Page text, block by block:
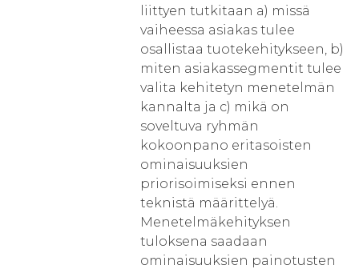
liittyen tutkitaan a) missä
vaiheessa asiakas tulee
osallistaa tuotekehitykseen, b)
miten asiakassegmentit tulee
valita kehitetyn menetelmän
kannalta ja c) mikä on
soveltuva ryhmän
kokoonpano eritasoisten
ominaisuuksien
priorisoimiseksi ennen
teknistä määrittelyä.
Menetelmäkehityksen
tuloksena saadaan
ominaisuuksien painotusten